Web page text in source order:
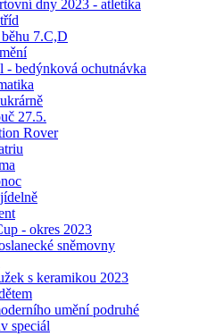
dny 2023 - atletika
7.C,D
- bedýnková ochutnávka
27.5.
Rover
- okres 2023
sněmovny
s keramikou 2023
umění podruhé
speciál